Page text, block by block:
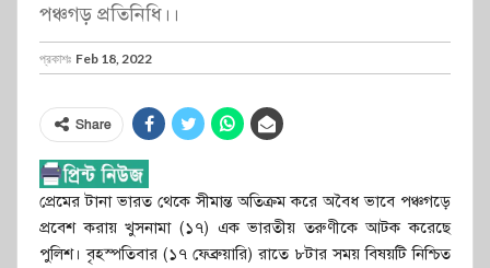
পঞ্চগড় প্রতিনিধি।।
প্রকাশঃ Feb 18, 2022
Share
প্রেমের টানা ভারত থেকে সীমান্ত অতিক্রম করে অবৈধ ভাবে পঞ্চগড়ে
প্রবেশ করায় খুসনামা (১৭) এক ভারতীয় তরুণীকে আটক করেছে
পুলিশ। বৃহস্পতিবার (১৭ ফেব্রুয়ারি) রাতে ৮টার সময় বিষয়টি নিশ্চিত